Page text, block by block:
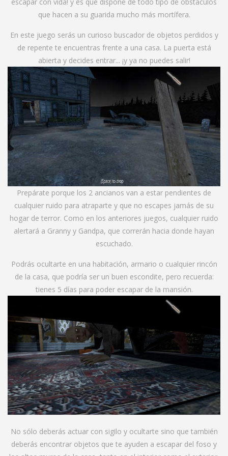
que hacen a su guarida mucho más mortífera.
En este juego serás un curioso buscador de objetos perdidos y
de repente te encuentras frente a una casa. La puerta está
abierta y decides entrar... ¡y ya no puedes salir!
Prepárate porque los 2 ancianos van a estar pendientes de
cualquier ruido para atraparte y que no escapes jamás de su
hogar de terror. Como en los anteriores juegos, cualquier ruido
alertará a Granny y Gandpa, que correrán hacia donde hayan
escuchado.
Podrás ocultarte en una habitación, armario o cualquier rincón
de la casa, que podría ser un buen escondite, pero recuerda:
tienes 5 días para poder escapar de la mansión.
No sólo deberás actuar con sigilo y ocultarte sino que también
deberás encontrar objetos que te ayuden a escapar del foso y